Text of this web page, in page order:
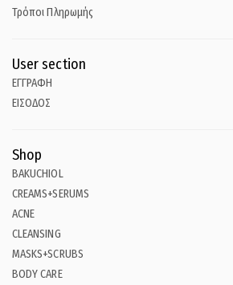
Τρόποι Πληρωμής
User section
ΕΓΓΡΑΦΗ
ΕΙΣΟΔΟΣ
Shop
BAKUCHIOL
CREAMS+SERUMS
ACNE
CLEANSING
MASKS+SCRUBS
BODY CARE